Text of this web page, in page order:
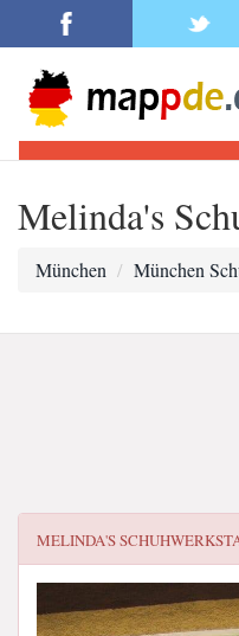
Melinda's
München München
MELINDA'S